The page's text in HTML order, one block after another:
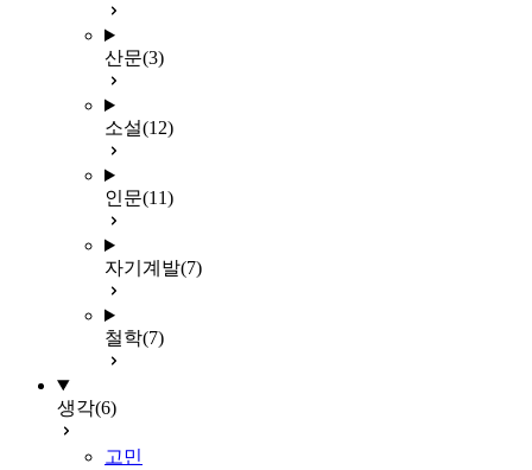
산문(3)
소설(12)
인문(11)
자기계발(7)
철학(7)
생각(6)
고민